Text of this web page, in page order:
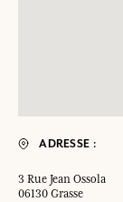
ADRESSE :
3 Rue Jean Ossola
06130 Grasse